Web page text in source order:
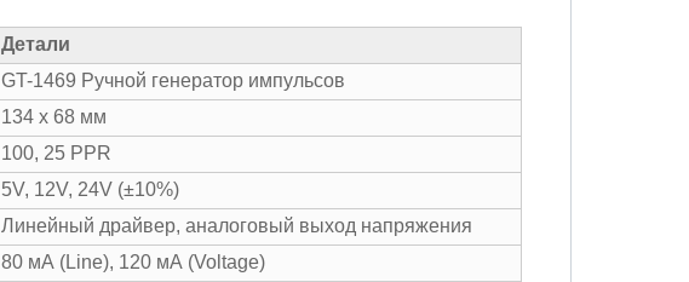
Детали
GT-1469 Ручной генератор импульсов
134 x 68 мм
100, 25 PPR
5V, 12V, 24V (±10%)
Линейный драйвер, аналоговый выход напряжения
80 мА (Line), 120 мА (Voltage)